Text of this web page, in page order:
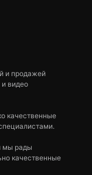
и продажей
видео
качественные
мы рады
качественные